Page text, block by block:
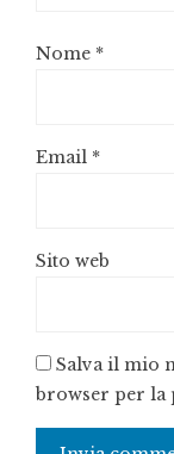
Nome *
Email *
Sito web
Salva il mio
browser per la